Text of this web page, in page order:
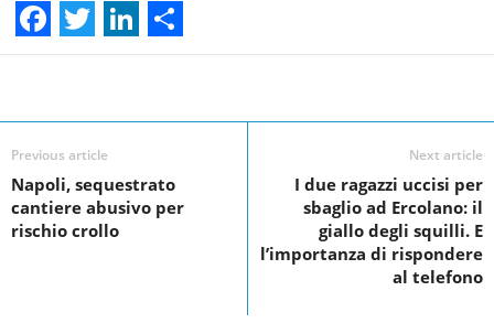
F
c
e
b
o
T
i
t
t
e
L
n
k
e
d
S
a
e
Previous article
Napoli, sequestrato
cantiere abusivo per
rischio crollo
Next article
I due ragazzi uccisi per
sbaglio ad Ercolano: il
giallo degli squilli. E
l’importanza di rispondere
al telefono